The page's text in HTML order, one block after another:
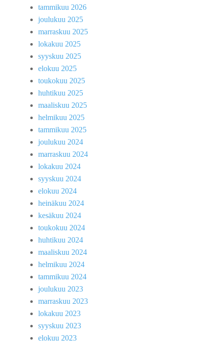
tammikuu 2026
joulukuu 2025
marraskuu 2025
lokakuu 2025
syyskuu 2025
elokuu 2025
toukokuu 2025
huhtikuu 2025
maaliskuu 2025
helmikuu 2025
tammikuu 2025
joulukuu 2024
marraskuu 2024
lokakuu 2024
syyskuu 2024
elokuu 2024
heinäkuu 2024
kesäkuu 2024
toukokuu 2024
huhtikuu 2024
maaliskuu 2024
helmikuu 2024
tammikuu 2024
joulukuu 2023
marraskuu 2023
lokakuu 2023
syyskuu 2023
elokuu 2023